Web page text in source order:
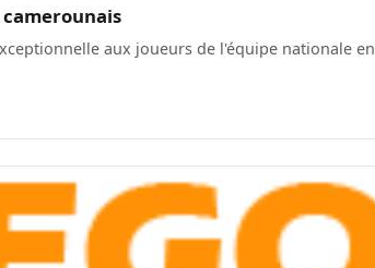
aux joueurs de l'équipe nationale en